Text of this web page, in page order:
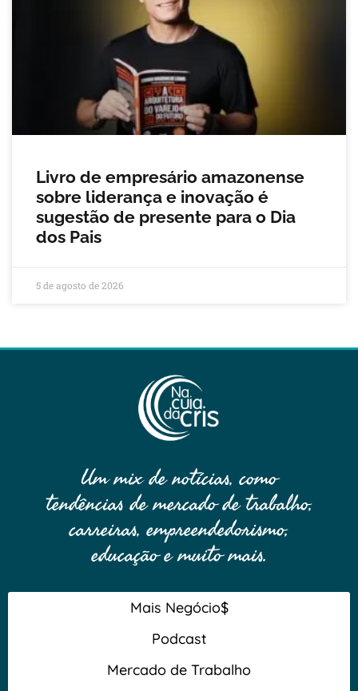
Livro de empresário amazonense
sobre liderança e inovação é
sugestão de presente para o Dia
dos Pais
5 de agosto de 2026
Um mix de notícias, como
tendências de mercado de trabalho,
carreiras, empreendedorismo,
educação e muito mais.
Mais Negócio$
Podcast
Mercado de Trabalho